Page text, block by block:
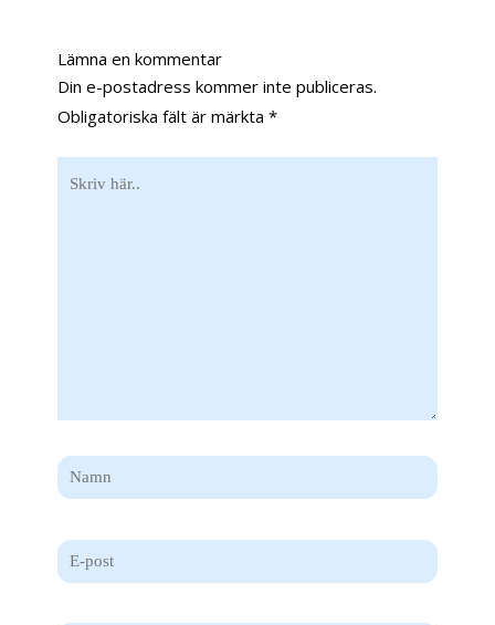
Lämna en kommentar
Din e-postadress kommer inte publiceras.
Obligatoriska fält är märkta*
Namn
E-
post